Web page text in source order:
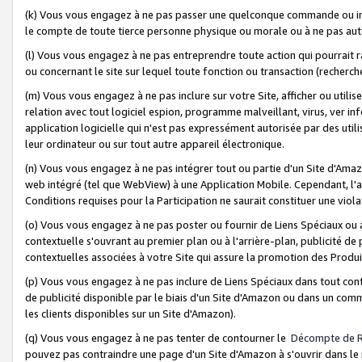
(k) Vous vous engagez à ne pas passer une quelconque commande
le compte de toute tierce personne physique ou morale ou à ne pas
(l) Vous vous engagez à ne pas entreprendre toute action qui
ou concernant le site sur lequel toute fonction ou transaction
(m) Vous vous engagez à ne pas inclure sur votre Site, afficher ou
relation avec tout logiciel espion, programme malveillant, virus, ver
application logicielle qui n'est pas expressément autorisée par des
leur ordinateur ou sur tout autre appareil électronique.
(n) Vous vous engagez à ne pas intégrer tout ou partie d'un Site
web intégré (tel que WebView) à une Application Mobile. Cependant,
Conditions requises pour la Participation ne saurait constituer une
(o) Vous vous engagez à ne pas poster ou fournir de Liens Spéciaux
contextuelle s'ouvrant au premier plan ou à l'arrière-plan, publicité
contextuelles associées à votre Site qui assure la promotion des
(p) Vous vous engagez à ne pas inclure de Liens Spéciaux dans tout
de publicité disponible par le biais d'un Site d'Amazon ou dans un
les clients disponibles sur un Site d'Amazon).
(q) Vous vous engagez à ne pas tenter de contourner le Décompte de
pouvez pas contraindre une page d'un Site d'Amazon à s'ouvrir dans